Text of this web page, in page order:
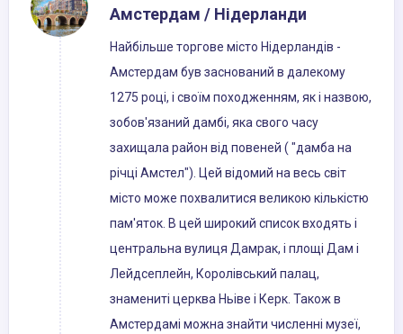
Амстердам / Нідерланди
Найбільше торгове місто Нідерландів -
Амстердам був заснований в далекому
1275 році, і своїм походженням, як і назвою,
зобов'язаний дамбі, яка свого часу
захищала район від повеней ( "дамба на
річці Амстел"). Цей відомий на весь світ
місто може похвалитися великою кількістю
пам'яток. В цей широкий список входять і
центральна вулиця Дамрак, і площі Дам і
Лейдсеплейн, Королівський палац,
знамениті церква Ньіве і Керк. Також в
Амстердамі можна знайти численні музеї,